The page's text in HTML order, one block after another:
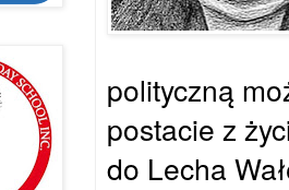
polityczną
postacie z
do Lecha